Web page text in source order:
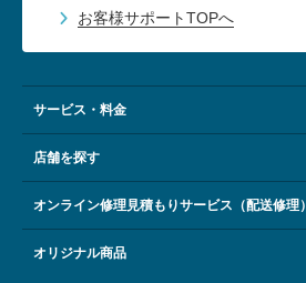
お客様サポートTOPへ
サービス・料金
店舗を探す
オンライン修理見積もりサービス（配送修理）
オリジナル商品